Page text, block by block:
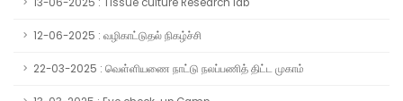
12-06-2025 : வழிகாட்டுதல் நிகழ்ச்சி
22-03-2025 : வெள்ளியணை நாட்டு நலப்பணித் திட்ட முகாம்